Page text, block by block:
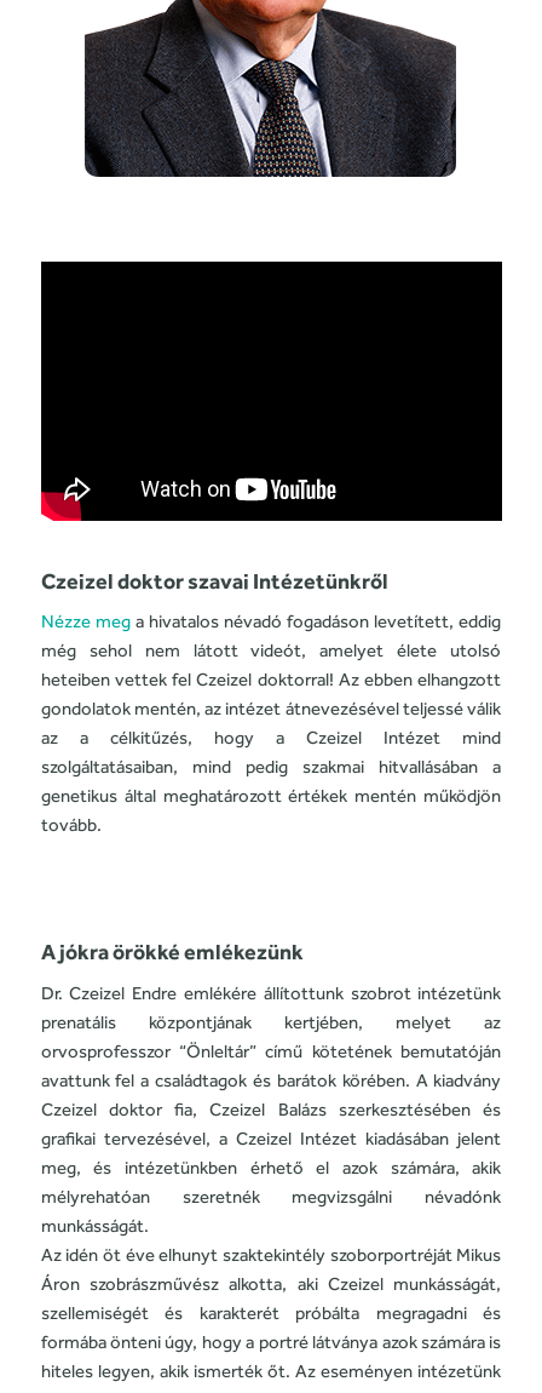
Czeizel doktor szavai Intézetünkről
Nézze mega hivatalos névadó fogadáson levetített, eddig
még sehol nem látott videót, amelyet élete utolsó
heteiben vettek fel Czeizel doktorral! Az ebben elhangzott
gondolatok mentén, az intézet átnevezésével teljessé válik
az a célkitűzés, hogy a Czeizel Intézet mind
szolgáltatásaiban, mind pedig szakmai hitvallásában a
genetikus által meghatározott értékek mentén működjön
tovább.
A jókra örökké emlékezünk
Dr. Czeizel Endre emlékére állítottunk szobrot intézetünk
prenatális központjának kertjében, melyet az
orvosprofesszor “Önleltár” című kötetének bemutatóján
avattunk fel a családtagok és barátok körében. A kiadvány
Czeizel doktor fia, Czeizel Balázs szerkesztésében és
grafikai tervezésével, a Czeizel Intézet kiadásában jelent
meg, és intézetünkben érhető el azok számára, akik
mélyrehatóan szeretnék megvizsgálni névadónk
munkásságát.
Az idén öt éve elhunyt szaktekintély szoborportréját Mikus
Áron szobrászművész alkotta, aki Czeizel munkásságát,
szellemiségét és karakterét próbálta megragadni és
formába önteni úgy, hogy a portré látványa azok számára is
hiteles legyen, akik ismerték őt. Az eseményen intézetünk